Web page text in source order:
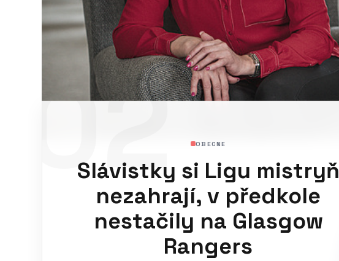
02 OBECNE
Slávistky si Ligu mistryň
nezahrají, v předkole
nestačily na Glasgow
Rangers